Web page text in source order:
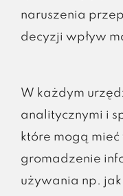
naruszenia
decyzji wpływ
W każdym
analitycznymi i
które mogą
gromadzenie
używania np.